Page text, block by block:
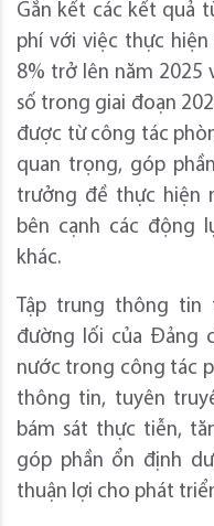
Gắn kết các kết quả
phí với việc thực
8% trở lên năm 2025
số trong giai đoạn
được từ công tác
quan trọng, góp
trưởng đề thực hiện
bên cạnh các động
khác.
Tập trung thông tin
đường lối của Đảng
nước trong công tác
thông tin, tuyên
bám sát thực tiễn,
góp phần ổn định
thuận lợi cho phát